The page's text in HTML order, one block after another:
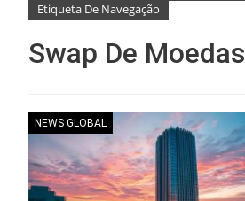
Etiqueta De Navegação
Swap De Moedas
NEWS GLOBAL